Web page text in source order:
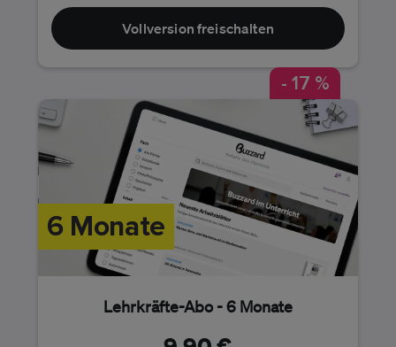
Vollversion freischalten
- 17 %
6 Monate
Lehrkräfte-Abo - 6 Monate